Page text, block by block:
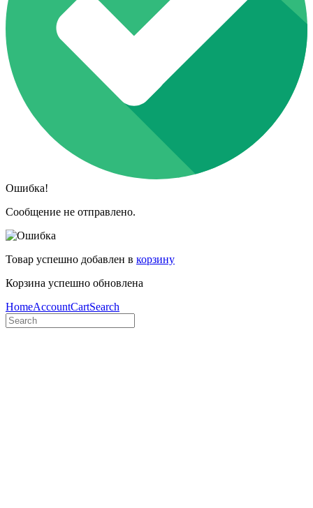
Ошибка!
Сообщение не отправлено.
Товар успешно добавлен в корзину
Корзина успешно обновлена
HomeAccountCartSearch